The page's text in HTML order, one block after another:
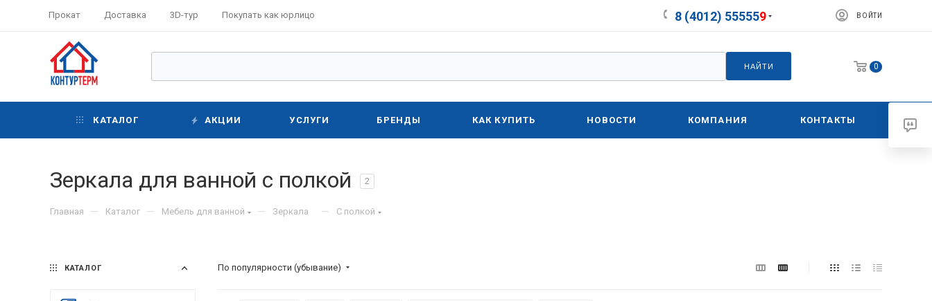
Прокат Доставка 3D-тур Покупать как юрлицо 8 (4012) 555559 ВОЙТИ
НАЙТИ 0
КАТАЛОГ АКЦИИ УСЛУГИ БРЕНДЫ КАК КУПИТЬ НОВОСТИ КОМПАНИЯ КОНТАКТЫ
Зеркала для ванной с полкой 2
Главная — Каталог — Мебель для ванной — Зеркала — С полкой
По популярности (убывание)
КАТАЛОГ